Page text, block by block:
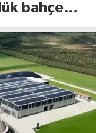
bahçede